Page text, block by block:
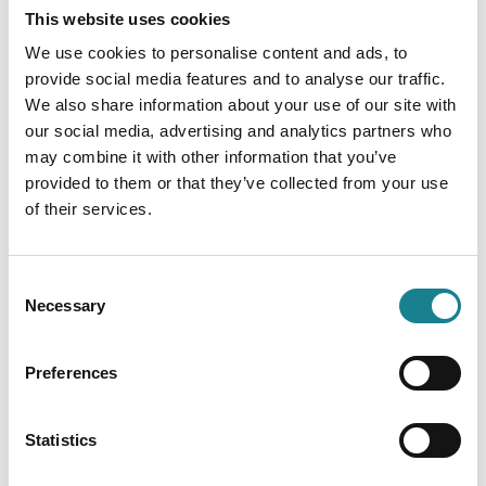
This website uses cookies
We use cookies to personalise content and ads, to
provide social media features and to analyse our traffic.
We also share information about your use of our site with
our social media, advertising and analytics partners who
may combine it with other information that you’ve
provided to them or that they’ve collected from your use
of their services.
Selection
Necessary
Preferences
Statistics
Warum Psychologie zum härtesten